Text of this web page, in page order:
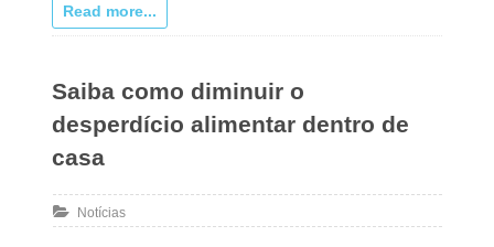
Read more...
Saiba como diminuir o
desperdício alimentar dentro de
casa
Notícias